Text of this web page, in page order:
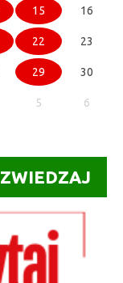
15 16
22 23
29 30
5 6
ZWIEDZAJ